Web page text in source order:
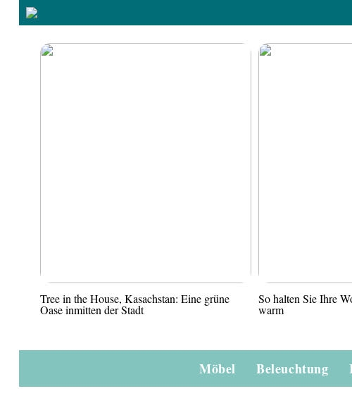
Tree in the House, Kasachstan: Eine grüne
Oase inmitten der Stadt
So halten Sie Ihre
warm
Möbel Beleuchtung